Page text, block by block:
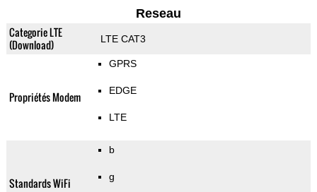
Reseau
Categorie LTE
(Download)
LTE CAT3
Propriétés Modem
GPRS
EDGE
LTE
Standards WiFi
b
g